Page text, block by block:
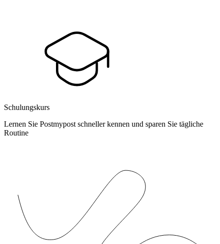
Schulungskurs
Lernen Sie Postmypost schneller kennen und sparen Sie tägliche
Routine